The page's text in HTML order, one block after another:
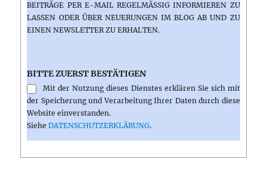
BEITRÄGE PER E-MAIL REGELMÄSSIG INFORMIEREN ZU L
ASSEN ODER ÜBER NEUERUNGEN IM BLOG AB UND ZU E
INEN NEWSLETTER ZU ERHALTEN.
BITTE ZUERST BESTÄTIGEN
Mit der Nutzung dieses Dienstes erklären Sie sich mit
der Speicherung und Verarbeitung Ihrer Daten durch diese
Website einverstanden.
SieheDATENSCHUTZERKLÄRUNG.